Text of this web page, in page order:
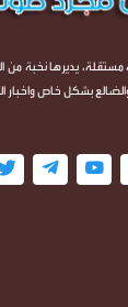
يديرها نخبة من
بشكل خاص واخبار